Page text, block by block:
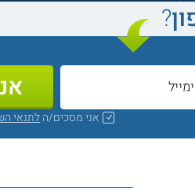
?
אני מסכים/הלתנאי